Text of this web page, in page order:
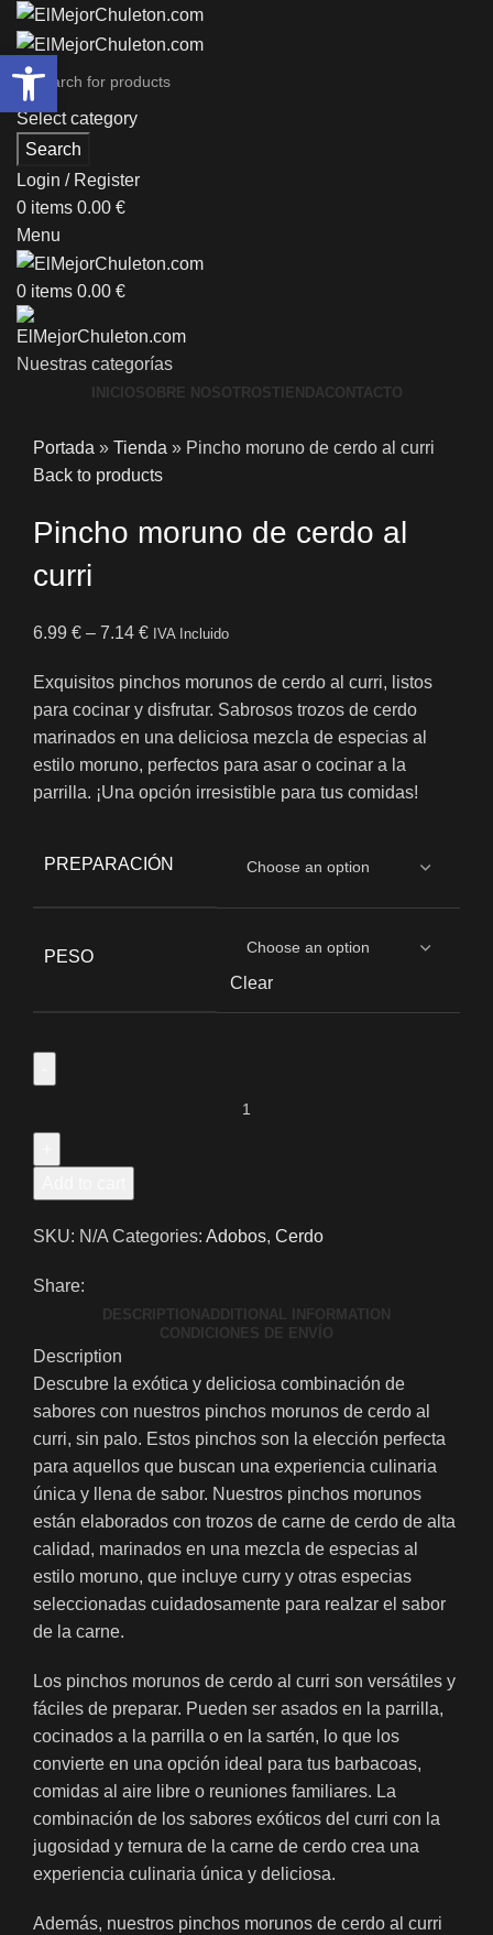
Select category
Search
Login / Register
0 items 0.00 €
Menu
0 items 0.00 €
Nuestras categorías
INICIOSOBRE NOSOTROSTIENDACONTACTO
Portada » Tienda » Pincho moruno de cerdo al curri
Back to products
Pincho moruno de cerdo al
curri
6.99 € – 7.14 € IVA Incluido
Exquisitos pinchos morunos de cerdo al curri, listos
para cocinar y disfrutar. Sabrosos trozos de cerdo
marinados en una deliciosa mezcla de especias al
estilo moruno, perfectos para asar o cocinar a la
parrilla. ¡Una opción irresistible para tus comidas!
PREPARACIÓN
PESO
Clear
SKU: N/A Categories: Adobos, Cerdo
Share:
DESCRIPTION ADDITIONAL INFORMATION
CONDICIONES DE ENVÍO
Description
Descubre la exótica y deliciosa combinación de
sabores con nuestros pinchos morunos de cerdo al
curri, sin palo. Estos pinchos son la elección perfecta
para aquellos que buscan una experiencia culinaria
única y llena de sabor. Nuestros pinchos morunos
están elaborados con trozos de carne de cerdo de alta
calidad, marinados en una mezcla de especias al
estilo moruno, que incluye curry y otras especias
seleccionadas cuidadosamente para realzar el sabor
de la carne.
Los pinchos morunos de cerdo al curri son versátiles y
fáciles de preparar. Pueden ser asados en la parrilla,
cocinados a la parrilla o en la sartén, lo que los
convierte en una opción ideal para tus barbacoas,
comidas al aire libre o reuniones familiares. La
combinación de los sabores exóticos del curri con la
jugosidad y ternura de la carne de cerdo crea una
experiencia culinaria única y deliciosa.
Además, nuestros pinchos morunos de cerdo al curri
Abrir barra de herramientas